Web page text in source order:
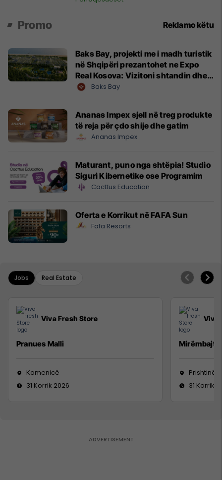
Promo Reklamo këtu
Baks Bay, projekti me i madh turistik
në Shqipëri prezantohet ne Expo
Real Kosova: Vizitoni shtandin dhe
zbuloni mundësitë e investimit
Baks Bay
Ananas Impex sjell në treg produkte
të reja për çdo shije dhe gatim
Ananas Impex
Maturant, puno nga shtëpia! Studio
Siguri Kibernetike ose Programim
Cacttus Education
Oferta e Korrikut në FAFA Sun
Fafa Resorts
Jobs Real Estate
Viva Fresh Store
Pranues Malli
Kamenicë
31 Korrik 2026
Viva
Prishtinë
31 Korrik